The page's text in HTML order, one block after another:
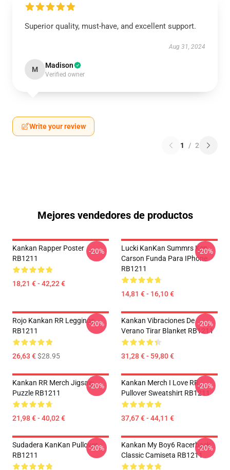
Superior quality, must-have, and excellent support.
Aug 31, 2024
M Madison
Verified owner
Write your review
1 / 2
Mejores vendedores de productos
Kankan Rapper Poster
RB1211
18,21 € - 42,22 €
-20%
Lucki KanKan Summrs Ken
Carson Funda Para IPhone
RB1211
14,81 € - 16,10 €
-20%
Rojo Kankan RR Leggings
RB1211
26,63 €$28.95
-20%
Kankan Vibraciones De
Verano Tirar Blanket RB1211
31,28 € - 59,80 €
-20%
Kankan RR Merch Jigsaw
Puzzle RB1211
21,98 € - 40,02 €
-20%
Kankan Merch I Love RR
Pullover Sweatshirt RB1211
37,67 € - 44,11 €
-20%
Sudadera KanKan Pullover
RB1211
-20%
Kankan My Boy6 Racerback
Classic Camiseta RB1211
-20%